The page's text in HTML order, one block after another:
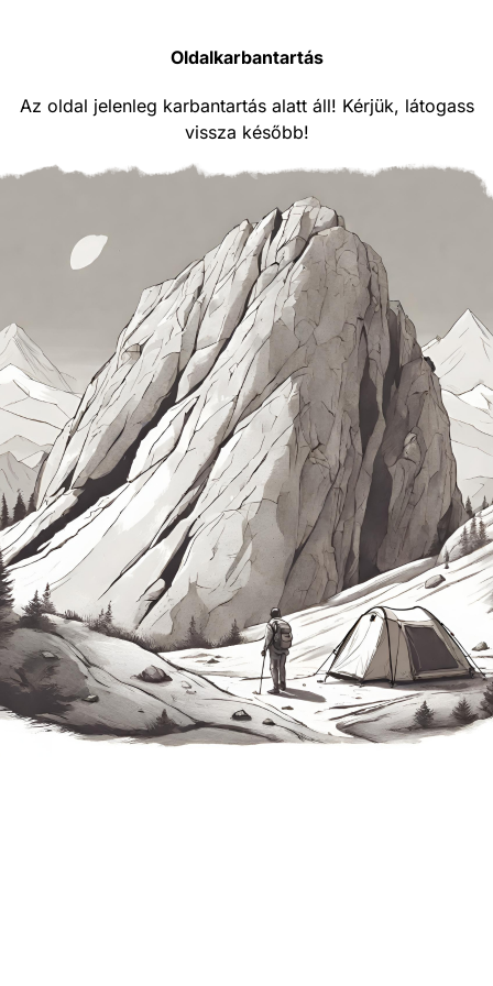
Oldalkarbantartás
Az oldal jelenleg karbantartás alatt áll! Kérjük, látogass
vissza később!